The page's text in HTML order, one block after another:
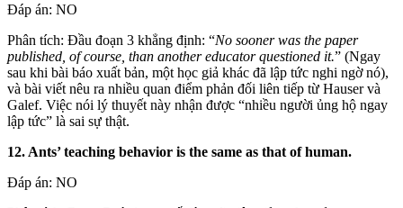
Đáp án: NO
Phân tích: Đầu đoạn 3 khẳng định: “No sooner was the paper
published, of course, than another educator questioned it.” (Ngay
sau khi bài báo xuất bản, một học giả khác đã lập tức nghi ngờ nó),
và bài viết nêu ra nhiều quan điểm phản đối liên tiếp từ Hauser và
Galef. Việc nói lý thuyết này nhận được “nhiều người ủng hộ ngay
lập tức” là sai sự thật.
12. Ants’ teaching behavior is the same as that of human.
Đáp án: NO